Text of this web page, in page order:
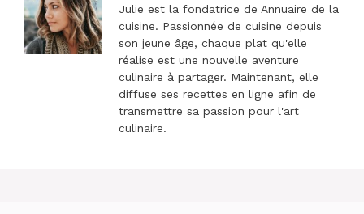
Julie est la fondatrice de Annuaire de la
cuisine. Passionnée de cuisine depuis
son jeune âge, chaque plat qu'elle
réalise est une nouvelle aventure
culinaire à partager. Maintenant, elle
diffuse ses recettes en ligne afin de
transmettre sa passion pour l'art
culinaire.